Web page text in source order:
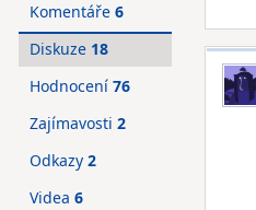
Komentáře 6
Diskuze 18
Hodnocení 76
Zajímavosti 2
Odkazy 2
Videa 6